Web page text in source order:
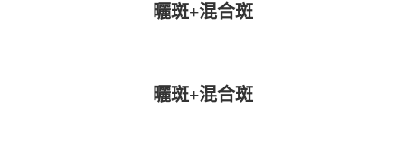
曬斑+混合斑
曬斑+混合斑